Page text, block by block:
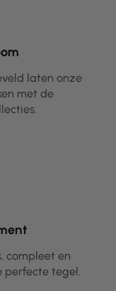
laten onze
met de
compleet en
perfecte tegel.